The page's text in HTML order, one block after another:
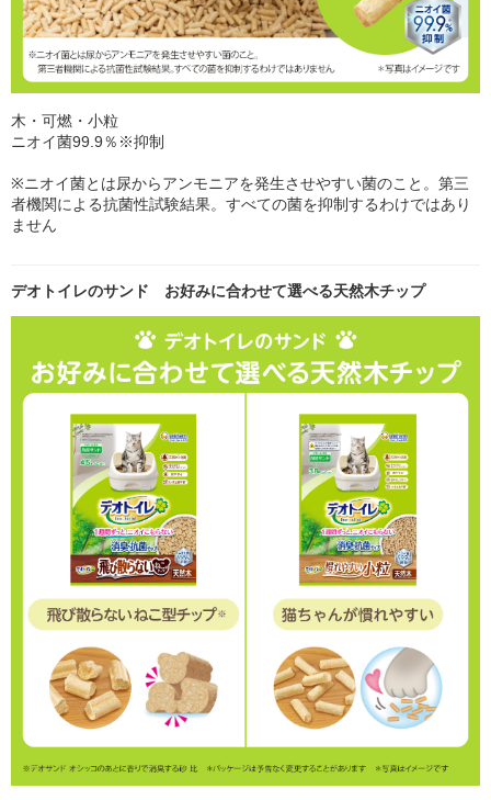
木・可燃・小粒
ニオイ菌99.9％※抑制
※ニオイ菌とは尿からアンモニアを発生させやすい菌のこと。第三
者機関による抗菌性試験結果。すべての菌を抑制するわけではあり
ません
デオトイレのサンド お好みに合わせて選べる天然木チップ